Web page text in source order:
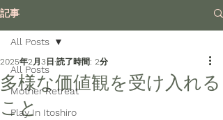
記事
All Posts
Mother Retreat
Play In Itoshiro
All Posts
多様な価値観を受け入れる
こと
2025年2月3日 読了時間: 2分